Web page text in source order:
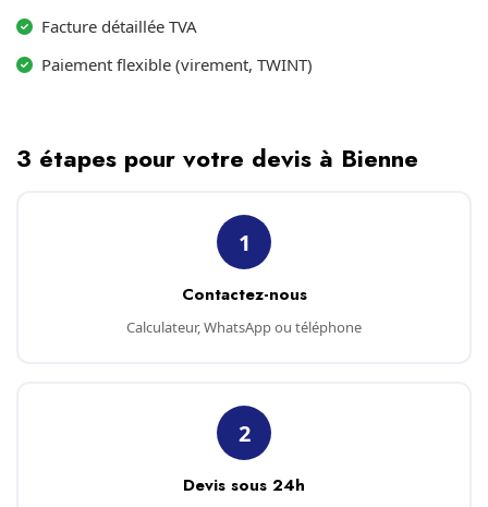
Facture détaillée TVA
Paiement flexible (virement, TWINT)
3 étapes pour votre devis à Bienne
1
Contactez-nous
Calculateur, WhatsApp ou téléphone
2
Devis sous 24h